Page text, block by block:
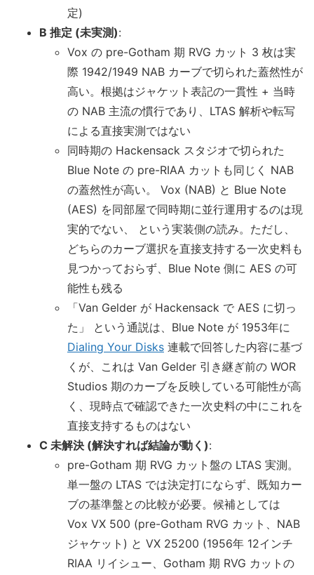
定)
B 推定 (未実測):
Vox の pre-Gotham 期 RVG カット 3 枚は実
際 1942/1949 NAB カーブで切られた蓋然性が
高い。根拠はジャケット表記の一貫性 + 当時
の NAB 主流の慣行であり、LTAS 解析や転写
による直接実測ではない
同時期の Hackensack スタジオで切られた
Blue Note の pre-RIAA カットも同じく NAB
の蓋然性が高い。 Vox (NAB) と Blue Note
(AES) を同部屋で同時期に並行運用するのは現
実的でない、 という実装側の読み。ただし、
どちらのカーブ選択を直接支持する一次史料も
見つかっておらず、Blue Note 側に AES の可
能性も残る
「Van Gelder が Hackensack で AES に切っ
た」 という通説は、Blue Note が 1953年に
Dialing Your Disks 連載で回答した内容に基づ
くが、これは Van Gelder 引き継ぎ前の WOR
Studios 期のカーブを反映している可能性が高
く、現時点で確認できた一次史料の中にこれを
直接支持するものはない
C 未解決 (解決すれば結論が動く):
pre-Gotham 期 RVG カット盤の LTAS 実測。
単一盤の LTAS では決定打にならず、既知カー
ブの基準盤との比較が必要。候補としては
Vox VX 500 (pre-Gotham RVG カット、NAB
ジャケット) と VX 25200 (1956年 12インチ
RIAA リイシュー、Gotham 期 RVG カットの